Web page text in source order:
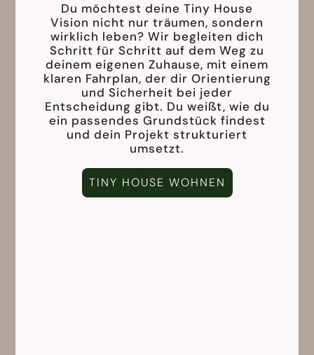
Du möchtest deine Tiny House
Vision nicht nur träumen, sondern
wirklich leben? Wir begleiten dich
Schritt für Schritt auf dem Weg zu
deinem eigenen Zuhause, mit einem
klaren Fahrplan, der dir Orientierung
und Sicherheit bei jeder
Entscheidung gibt. Du weißt, wie du
ein passendes Grundstück findest
und dein Projekt strukturiert
umsetzt.
TINY HOUSE WOHNEN